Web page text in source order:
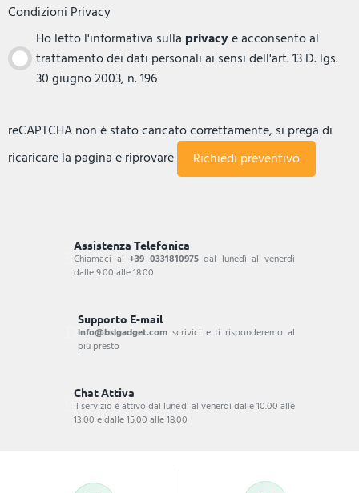
Condizioni Privacy
Ho letto l'informativa sulla privacye acconsento al
trattamento dei dati personali ai sensi dell'art. 13 D. lgs.
30 giugno 2003, n. 196
reCAPTCHA non è stato caricato correttamente, si prega di
ricaricare la pagina e riprovare
Assistenza Telefonica
Chiamaci al+39 0331810975dal lunedì al venerdi
dalle 9.00 alle 18.00
Supporto E-mail
info@bsigadget.com scrivici e ti risponderemo al
più presto
Chat Attiva
Il servizio è attivo dal lunedì al venerdì dalle 10.00 alle
13.00 e dalle 15.00 alle 18.00